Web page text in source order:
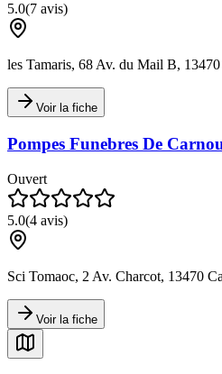
5.0(7 avis)
les Tamaris, 68 Av. du Mail B,
Voir la fiche
Pompes Funebres De
Ouvert
5.0(4 avis)
Sci Tomaoc, 2 Av. Charcot, 13470
Voir la fiche